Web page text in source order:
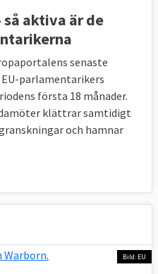
så aktiva är de
senaste
parlamentarikers
första 18 månader.
klättrar samtidigt
och hamnar
Bild: EU